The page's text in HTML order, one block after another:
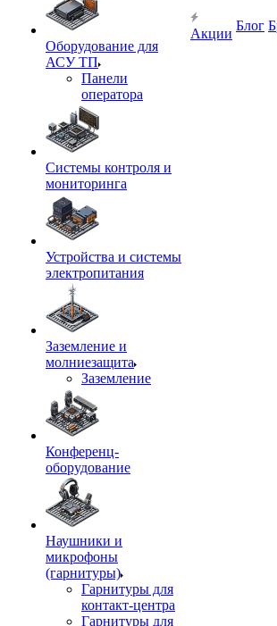
Оборудование для
АСУ ТП
Панели
оператора
Системы контроля и
мониторинга
Устройства и системы
электропитания
Заземление и
молниезащита
Заземление
Конференц-
оборудование
Наушники и
микрофоны
(гарнитуры)
Гарнитуры для
контакт-центра
Гарнитуры для
Акции
Блог